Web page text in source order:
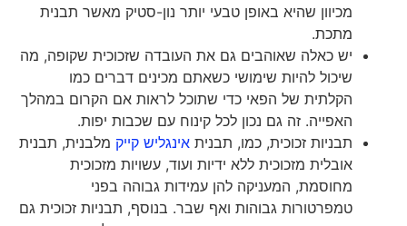
מכיוון שהיא באופן טבעי יותר נון-סטיק מאשר תבנית
מתכת.
יש כאלה שאוהבים גם את העובדה שזכוכית שקופה, מה
שיכול להיות שימושי כשאתם מכינים דברים כמו
הקלתית של הפאי כדי שתוכל לראות אם הקרום במהלך
האפייה. זה גם נכון לכל קינוח עם שכבות יפות.
תבניות זכוכית, כמו, תבניתאינגליש קייקמלבנית, תבנית
אובלית מזכוכית ללא ידיות ועוד, עשויות מזכוכית
מחוסמת, המעניקה להן עמידות גבוהה בפני
טמפרטורות גבוהות ואף שבר. בנוסף, תבניות זכוכית גם